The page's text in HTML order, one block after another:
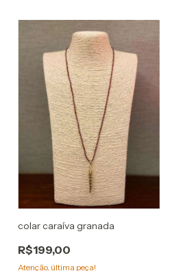
colar caraíva granada
R$199,00
Atenção, última peça!